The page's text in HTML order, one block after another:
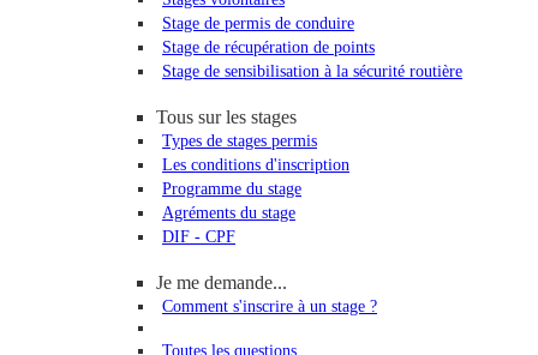
Stage de permis de conduire
Stage de récupération de points
Stage de sensibilisation à la sécurité routière
Tous sur les stages
Types de stages permis
Les conditions d'inscription
Programme du stage
Agréments du stage
DIF - CPF
Je me demande...
Comment s'inscrire à un stage ?
Toutes les questions